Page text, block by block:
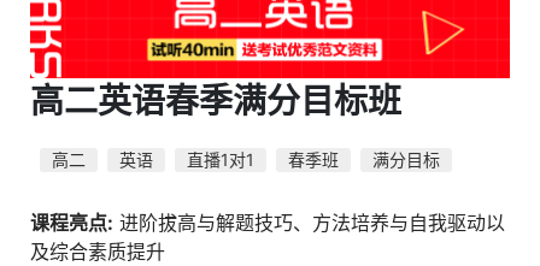
高二英语春季满分目标班
高二 英语 直播1对1 春季班 满分目标
课程亮点: 进阶拔高与解题技巧、方法培养与自我驱动以
及综合素质提升